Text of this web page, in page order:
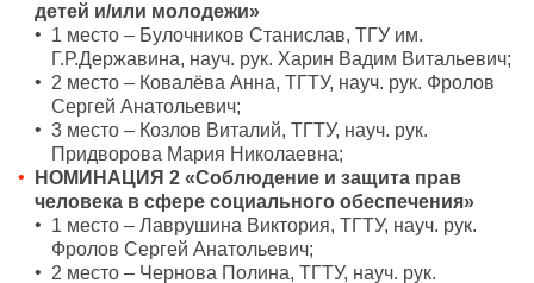
детей и/или молодежи»
1 место – Булочников Станислав, ТГУ им.
Г.Р.Державина, науч. рук. Харин Вадим Витальевич;
2 место – Ковалёва Анна, ТГТУ, науч. рук. Фролов
Сергей Анатольевич;
3 место – Козлов Виталий, ТГТУ, науч. рук.
Придворова Мария Николаевна;
НОМИНАЦИЯ 2 «Соблюдение и защита прав
человека в сфере социального обеспечения»
1 место – Лаврушина Виктория, ТГТУ, науч. рук.
Фролов Сергей Анатольевич;
2 место – Чернова Полина, ТГТУ, науч. рук.